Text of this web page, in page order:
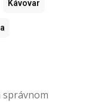
Kávovar
správnom